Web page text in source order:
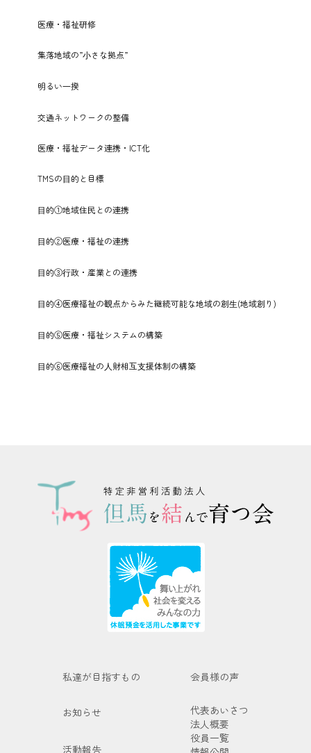
医療・福祉研修
集落地域の”⼩さな拠点”
明るい⼀揆
交通ネットワークの整備
医療・福祉データ連携・ICT化
TMSの⽬的と目標
⽬的①地域住⺠との連携
⽬的②医療・福祉の連携
⽬的③⾏政・産業との連携
⽬的④医療福祉の観点からみた継続可能な地域の創⽣(地域創り)
⽬的⑤医療・福祉システムの構築
⽬的⑥医療福祉の⼈財相互⽀援体制の構築
私達が目指すもの 会員様の声
お知らせ
代表あいさつ
法人概要
役員一覧
活動報告